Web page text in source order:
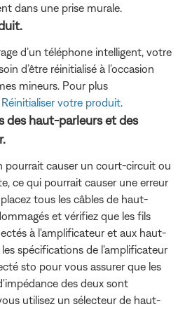
dans une prise murale.
d’un téléphone intelligent, votre
d’être réinitialisé à l’occasion
mineurs. Pour plus
Réinitialiser votre produit
des haut-parleurs et des
pourrait causer un court-circuit ou
ce qui pourrait causer une erreur
tous les câbles de haut-
et vérifiez que les fils
à l'amplificateur et aux haut-
les spécifications de l'amplificateur
sto pour vous assurer que les
des deux sont
utilisez un sélecteur de haut-